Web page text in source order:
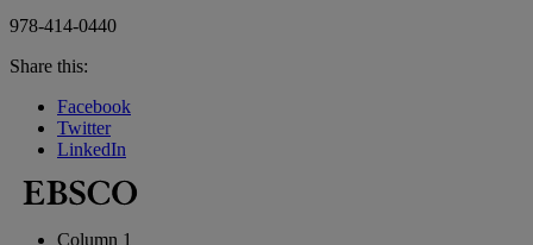
978-414-0440
Share this:
Facebook
Twitter
LinkedIn
Column 1